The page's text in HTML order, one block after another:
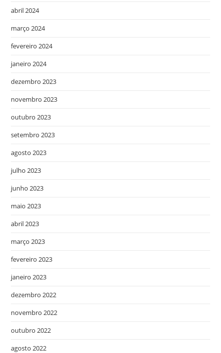
abril 2024
março 2024
fevereiro 2024
janeiro 2024
dezembro 2023
novembro 2023
outubro 2023
setembro 2023
agosto 2023
julho 2023
junho 2023
maio 2023
abril 2023
março 2023
fevereiro 2023
janeiro 2023
dezembro 2022
novembro 2022
outubro 2022
agosto 2022